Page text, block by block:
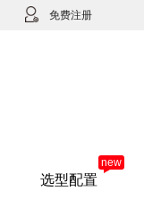
免费注册
选型配置
new